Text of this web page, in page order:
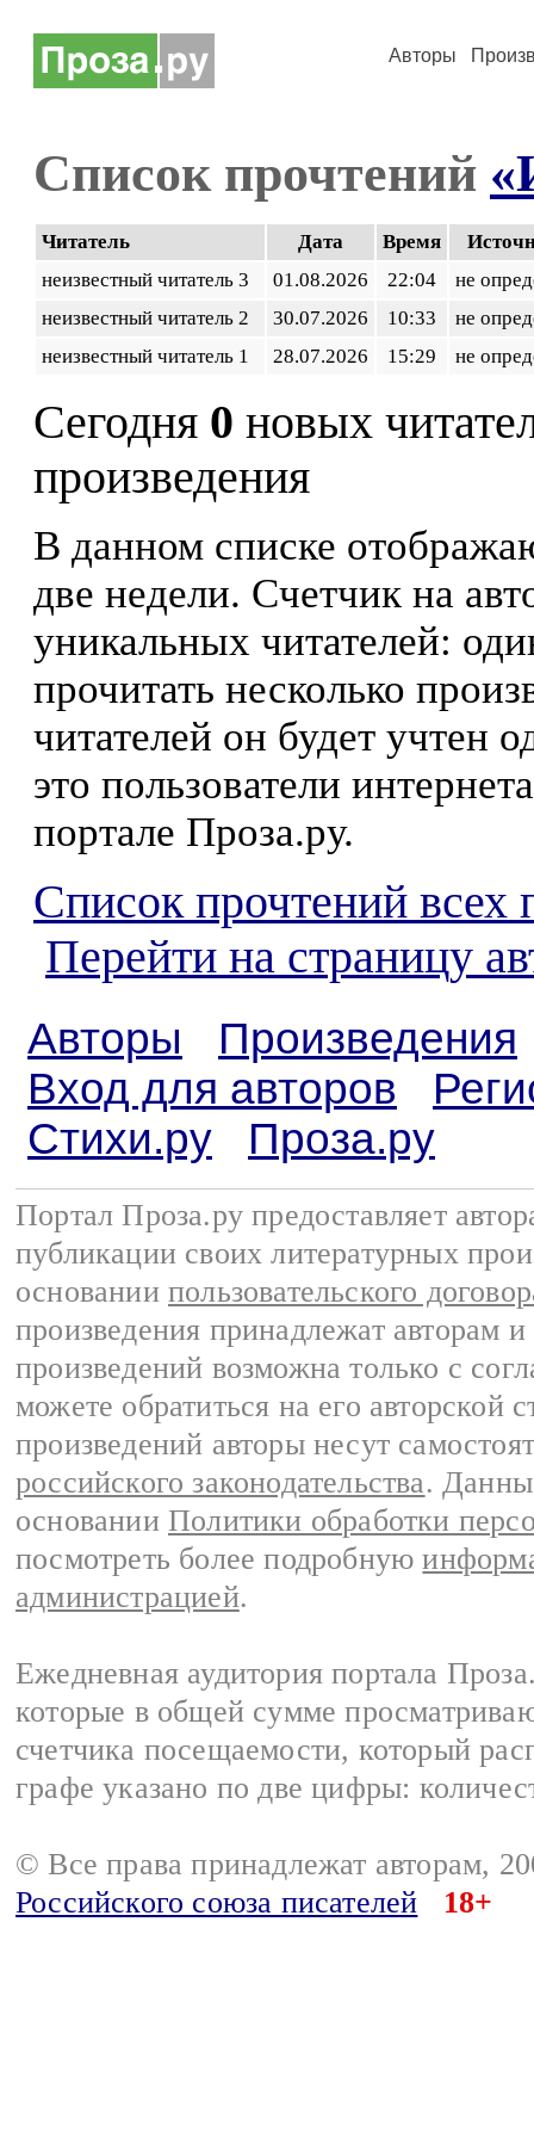
Авторы
Список прочтений
Читатель Дата Время
неизвестный читатель 3
01.08.2026 22:04
не
неизвестный читатель 2
30.07.2026 10:33
не
неизвестный читатель 1
28.07.2026 15:29 не
Сегодня 0 новых
произведения
В данном списке
две недели. Счетчик на
уникальных читателей:
прочитать несколько
читателей он будет учтен
это пользователи
портале Проза.ру.
Список прочтений всех
Перейти на страницу
Авторы
Произведения
Вход для авторов
Стихи.ру
Проза.ру
Портал Проза.ру предоставляет
публикации своих литературных
основании пользовательского
произведения принадлежат авторам
произведений возможна только с
можете обратиться на его авторской
произведений авторы несут
российского законодательства.
основании Политики обработки
посмотреть более подробную
администрацией.
Ежедневная аудитория портала
которые в общей сумме
счетчика посещаемости, который
графе указано по две цифры:
© Все права принадлежат авторам,
Российского союза писателей
18+